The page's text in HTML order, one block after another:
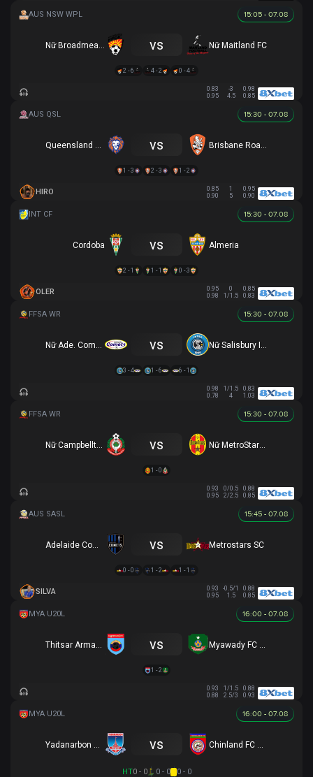
15:05 - 07.08
vs Nữ Maitland FC
2 - 6 4 - 2 0 - 4
0.83 -3
0.98
0.95
4.5 0.85
15:30 - 07.08
vs
1 - 3 2 - 3 1 - 2
HIRO 0.85 1
0.95
0.90
5 0.90
15:30 - 07.08
Cordoba vs Almeria
2 - 1 1 - 1 0 - 3
OLER 0.95 0
0.85
0.98
1/1.5 0.83
15:30 - 07.08
vs
3 - 4 1 - 6 6 - 1
0.98 1/1.5
0.83
0.78
4 1.03
15:30 - 07.08
Nữ Campbelltown City (R) vs Nữ MetroStars (R)
1 - 0
0.93 0/0.5
0.88
0.95
2/2.5 0.85
15:45 - 07.08
Adelaide Comets FC vs Metrostars SC
0 - 0 1 - 2 1 - 1
SILVA 0.93 -0.5/1
0.88
0.95
1.5 0.85
16:00 - 07.08
vs
1 - 2
0.93 1/1.5
0.88
0.88
2.5/3 0.93
16:00 - 07.08
vs
HT0 - 0 0 - 0 0 - 0